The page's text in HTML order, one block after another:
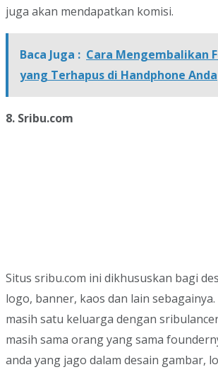
juga akan mendapatkan komisi.
Baca Juga : Cara Mengembalikan
yang Terhapus di Handphone Anda
8. Sribu.com
Situs sribu.com ini dikhususkan bagi
logo, banner, kaos dan lain
masih satu keluarga dengan
masih sama orang yang sama
anda yang jago dalam desain gambar,